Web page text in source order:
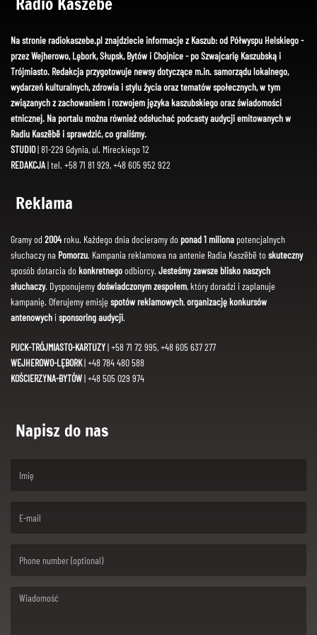
Na stronie radiokaszebe.pl znajdziecie informacje z Kaszub: od Półwyspu Helskiego -
przez Wejherowo, Lębork, Słupsk, Bytów i Chojnice - po Szwajcarię Kaszubską i
Trójmiasto. Redakcja przygotowuje newsy dotyczące m.in. samorządu lokalnego,
wydarzeń kulturalnych, zdrowia i stylu życia oraz tematów społecznych, w tym
związanych z zachowaniem i rozwojem języka kaszubskiego oraz świadomości
etnicznej. Na portalu można również odsłuchać podcasty audycji emitowanych w
Radiu Kaszëbë i sprawdzić, co graliśmy.
STUDIO| 81-229 Gdynia, ul. Mireckiego 12
REDAKCJA| tel. +58 71 81 929, +48 605 952 922
Reklama
Gramy od 2004roku. Każdego dnia docieramy do ponad 1 miliona potencjalnych
słuchaczy na Pomorzu. Kampania reklamowa na antenie Radia Kaszëbë toskuteczny
sposób dotarcia dokonkretnegoodbiorcy. Jesteśmy zawsze blisko naszych
słuchaczy. Dysponujemydoświadczonym zespołem, który doradzi i zaplanuje
kampanię. Oferujemy emisję spotów reklamowych,organizację konkursów
antenowychi sponsoring audycji.
PUCK-TRÓJMIASTO-KARTUZY| +58 71 72 995, +48 605 637 277
WEJHEROWO-LĘBORK| +48 784 480 588
KOŚCIERZYNA-BYTÓW| +48 505 029 974
Napisz do nas